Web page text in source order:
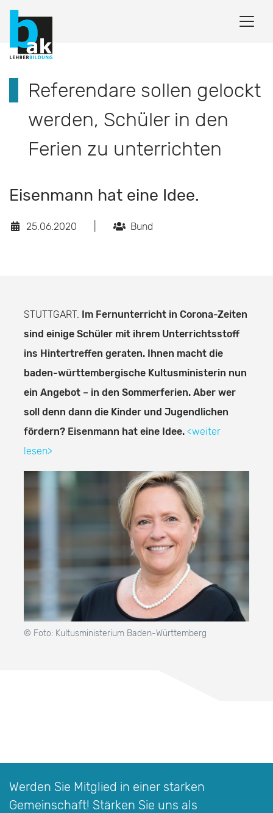
Referendare sollen gelockt
werden, Schüler in den
Ferien zu unterrichten
Eisenmann hat eine Idee.
25.06.2020 Bund
STUTTGART. Im Fernunterricht in Corona-Zeiten
sind einige Schüler mit ihrem Unterrichtsstoff
ins Hintertreffen geraten. Ihnen macht die
baden-württembergische Kultusministerin nun
ein Angebot – in den Sommerferien. Aber wer
soll denn dann die Kinder und Jugendlichen
fördern? Eisenmann hat eine Idee. <weiter
lesen>
© Foto: Kultusministerium Baden-Württemberg
Werden Sie Mitglied in einer starken
Gemeinschaft! Stärken Sie uns als